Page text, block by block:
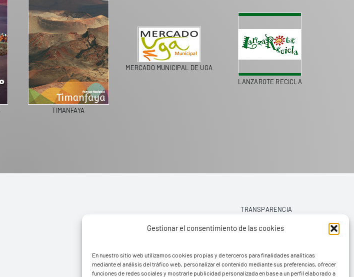
Gestionar el consentimiento de las cookies
En nuestro sitio web utilizamos cookies propias y de terceros para finalidades analíticas
mediante el análisis del tráfico web, personalizar el contenido mediante sus preferencias, ofrecer
funciones de redes sociales y mostrarle publicidad personalizada en base a un perfil elaborado a
TIMANFAYA
MERCADO MUNICIPAL DE UGA
LANZAROTE RECICLA
TRANSPARENCIA
AVISO LEGAL
POLÍTICA DE PRIVACIDAD